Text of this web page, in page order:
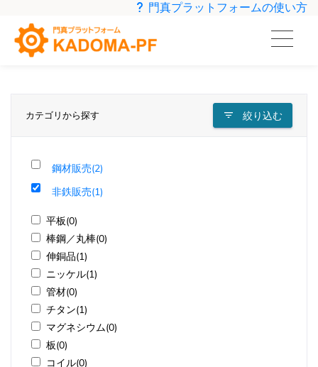
門真プラットフォームの使い方
カテゴリから探す 絞り込む
鋼材販売(2)
非鉄販売(1)
平板(0)
棒鋼／丸棒(0)
伸銅品(1)
ニッケル(1)
管材(0)
チタン(1)
マグネシウム(0)
板(0)
コイル(0)